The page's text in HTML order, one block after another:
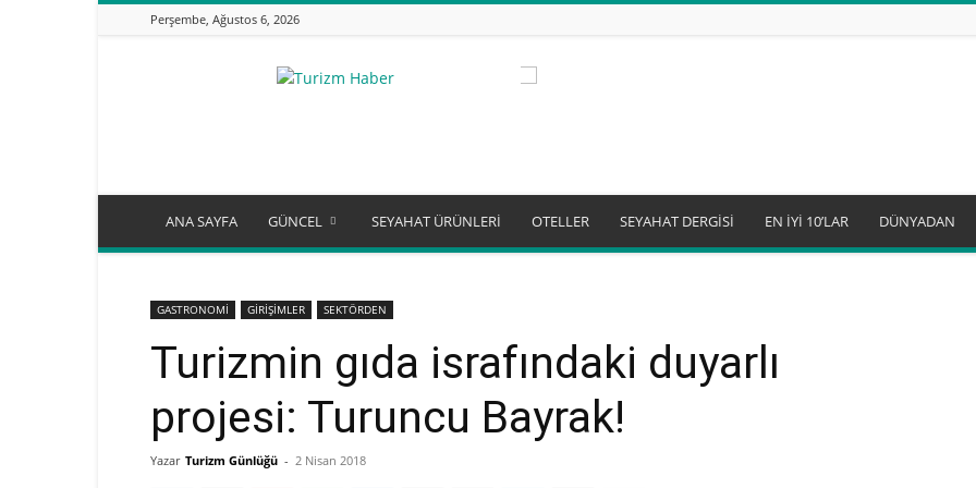
Perşembe, Ağustos 6, 2026
Turizm
ANA SAYFA GÜNCEL SEYAHAT ÜRÜNLERİ OTELLER SEYAHAT DERGİSİ EN İYİ 10’LAR DÜNYADAN
GASTRONOMİ GİRİŞİMLER SEKTÖRDEN
Turizmin gıda israfındaki duyarlı
projesi: Turuncu Bayrak!
Yazar Turizm Günlüğü - 2 Nisan 2018